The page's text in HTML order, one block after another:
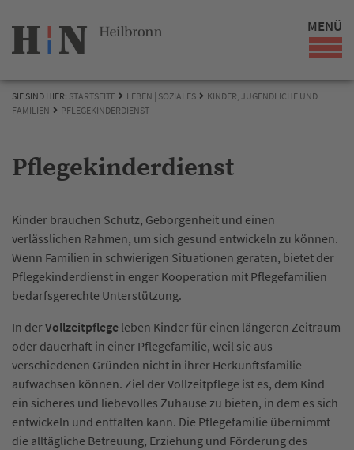
MENÜ
SIE SIND HIER: STARTSEITE LEBEN | SOZIALES
KINDER, JUGENDLICHE UND
FAMILIEN
PFLEGEKINDERDIENST
Pflegekinderdienst
Kinder brauchen Schutz, Geborgenheit und einen
verlässlichen Rahmen, um sich gesund entwickeln zu können.
Wenn Familien in schwierigen Situationen geraten, bietet der
Pflegekinderdienst in enger Kooperation mit Pflegefamilien
bedarfsgerechte Unterstützung.
In derVollzeitpflege leben Kinder für einen längeren Zeitraum
oder dauerhaft in einer Pflegefamilie, weil sie aus
verschiedenen Gründen nicht in ihrer Herkunftsfamilie
aufwachsen können. Ziel der Vollzeitpflege ist es, dem Kind
ein sicheres und liebevolles Zuhause zu bieten, in dem es sich
entwickeln und entfalten kann. Die Pflegefamilie übernimmt
die alltägliche Betreuung, Erziehung und Förderung des